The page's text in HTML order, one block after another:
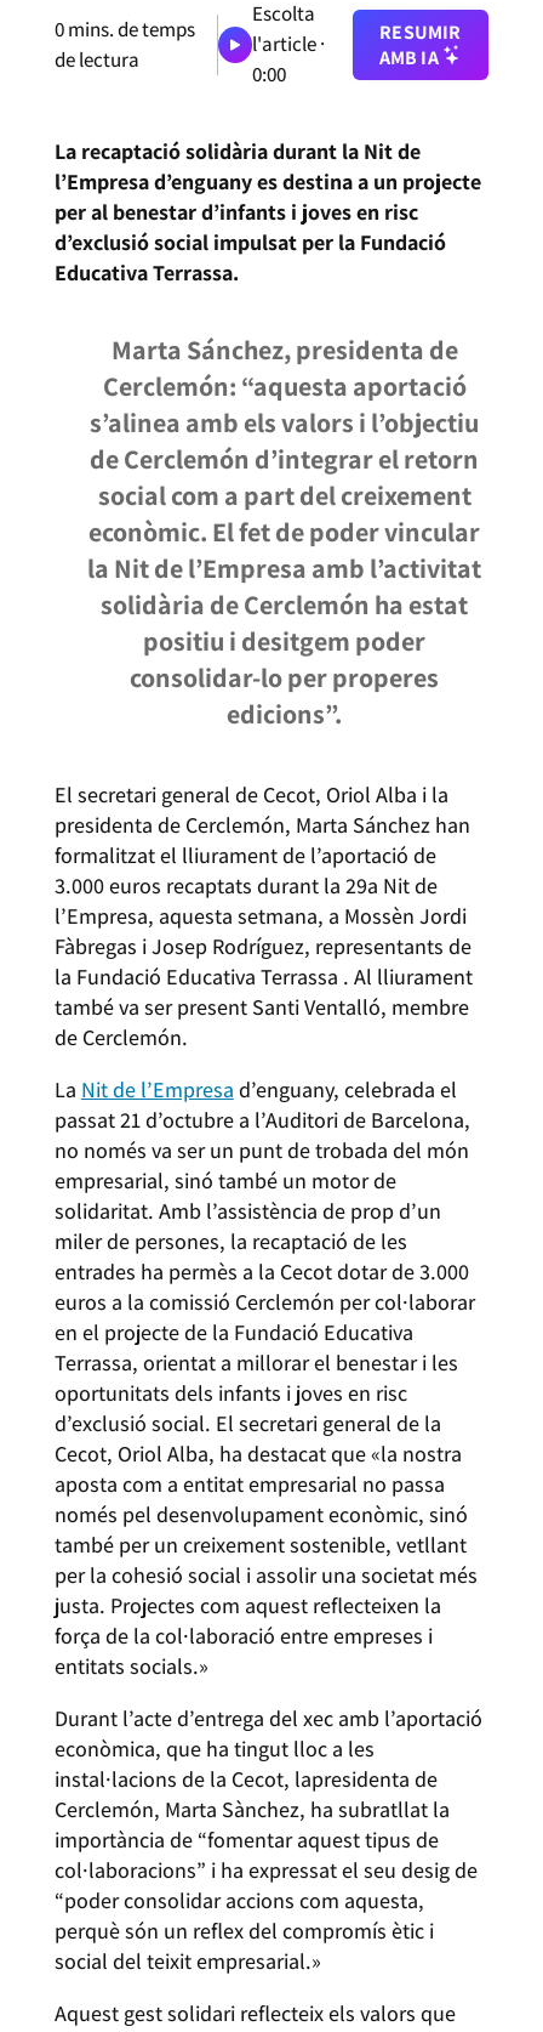
0mins. de temps
de lectura
Escolta
l'article ·
0:00
RESUMIR
AMB IA
La recaptació solidària durant la Nit de
l’Empresa d’enguany es destina a un projecte
per al benestar d’infants i joves en risc
d’exclusió social impulsat per la Fundació
Educativa Terrassa.
Marta Sánchez, presidenta de
Cerclemón: “aquesta aportació
s’alinea amb els valors i l’objectiu
de Cerclemón d’integrar el retorn
social com a part del creixement
econòmic. El fet de poder vincular
la Nit de l’Empresa amb l’activitat
solidària de Cerclemón ha estat
positiu i desitgem poder
consolidar-lo per properes
edicions”.
El secretari general de Cecot, Oriol Alba i la
presidenta de Cerclemón, Marta Sánchez han
formalitzat el lliurament de l’aportació de
3.000 euros recaptats durant la 29a Nit de
l’Empresa, aquesta setmana, a Mossèn Jordi
Fàbregas i Josep Rodríguez, representants de
la Fundació Educativa Terrassa . Al lliurament
també va ser present Santi Ventalló, membre
de Cerclemón.
La Nit de l’Empresa d’enguany, celebrada el
passat 21 d’octubre a l’Auditori de Barcelona,
no només va ser un punt de trobada del món
empresarial, sinó també un motor de
solidaritat. Amb l’assistència de prop d’un
miler de persones, la recaptació de les
entrades ha permès a la Cecot dotar de 3.000
euros a la comissió Cerclemón per col·laborar
en el projecte de la Fundació Educativa
Terrassa, orientat a millorar el benestar i les
oportunitats dels infants i joves en risc
d’exclusió social. El secretari general de la
Cecot, Oriol Alba, ha destacat que «la nostra
aposta com a entitat empresarial no passa
només pel desenvolupament econòmic, sinó
també per un creixement sostenible, vetllant
per la cohesió social i assolir una societat més
justa. Projectes com aquest reflecteixen la
força de la col·laboració entre empreses i
entitats socials.»
Durant l’acte d’entrega del xec amb l’aportació
econòmica, que ha tingut lloc a les
instal·lacions de la Cecot, lapresidenta de
Cerclemón, Marta Sànchez, ha subratllat la
importància de “fomentar aquest tipus de
col·laboracions” i ha expressat el seu desig de
“poder consolidar accions com aquesta,
perquè són un reflex del compromís ètic i
social del teixit empresarial.»
Aquest gest solidari reflecteix els valors que